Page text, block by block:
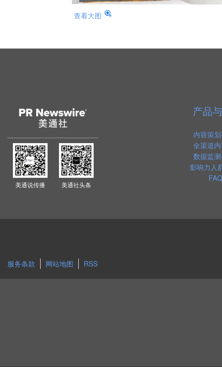
查看大图
美通说传播 美通社头条
产品
内容策
全渠道
数据监
影响力人
服务条款 网站地图 RSS